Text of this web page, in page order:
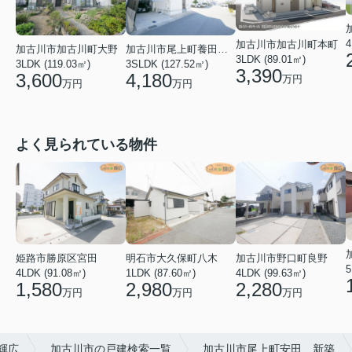
加古川市加古川町大野
3LDK (119.03㎡)
3,600万円
加古川市尾上町養田２丁目
3SLDK (127.52㎡)
4,180万円
加古川市加古川町本町
3LDK (89.01㎡)
3,390万円
よく見られている物件
姫路市勝原区宮田
4LDK (91.08㎡)
1,580万円
明石市大久保町八木
1LDK (87.60㎡)
2,980万円
加古川市野口町良野
4LDK (99.63㎡)
2,280万円
広 加古川市の戸建検索一覧 加古川市尾上町安田 新築